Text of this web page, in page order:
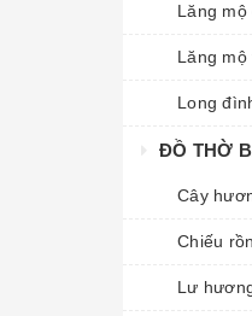
Lăng mộ
Lăng mộ
Long
ĐỒ THỜ
Cây
Chiếu
Lư